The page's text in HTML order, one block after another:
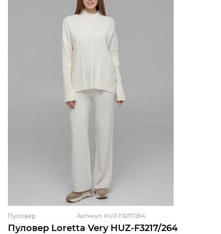
Пуловер Loretta Very HUZ-F3217/264
Пуловер Артикул: HUZ-F3217/264